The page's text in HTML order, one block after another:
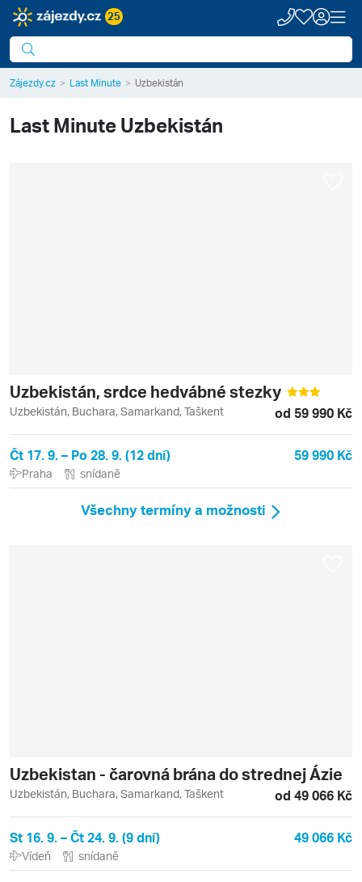
25
Zájezdy.cz Last Minute Uzbekistán
Last MinuteUzbekistán
Uzbekistán, srdce hedvábné stezky
Uzbekistán, Buchara, Samarkand, Taškent od 59 990 Kč
Čt 17. 9. – Po 28. 9. (12 dní) 59 990 Kč
Praha snídaně
Všechny termíny a možnosti
Uzbekistan - čarovná brána do strednej Ázie
Uzbekistán, Buchara, Samarkand, Taškent od 49 066 Kč
St 16. 9. – Čt 24. 9. (9 dní) 49 066 Kč
Vídeň snídaně